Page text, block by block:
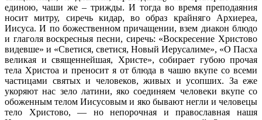
единою, чаши же – трижды. И тогда во время преподаяния
носит митру, сиречь кидар, во образ крайняго Архиереа,
Иисуса. И по божественном причащении, взем диакон блюдо
и глаголя воскресныя песни, сиречь: «Воскресение Христово
видевше» и «Светися, светися, Новый Иерусалиме», «О Пасха
великая и священнейшая, Христе», собирает губою прочая
тела Христоа и преносит я от блюда в чашю вкупе со всеми
частицами святых и человеков, живых и усопших. За еже
укоряют нас зело латини, яко соединяем человеки вкупе со
обоженным телом Иисусовым и яко бывают негли и человецы
тело Христово, — но непорочная и православная нашя